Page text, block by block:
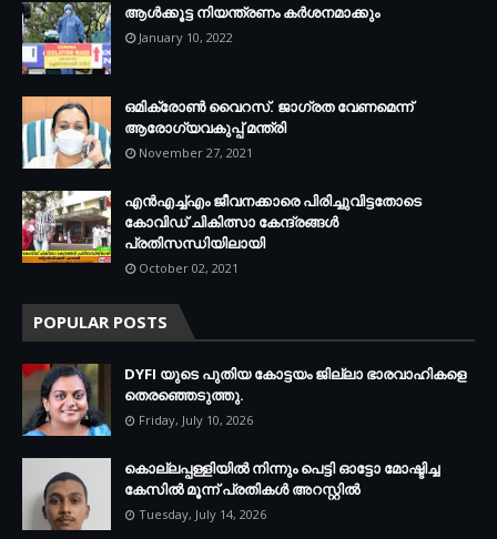
ആള്‍ക്കൂട്ട നിയന്ത്രണം കര്‍ശനമാക്കും
January 10, 2022
ഒമിക്രോണ്‍ വൈറസ്. ജാഗ്രത വേണമെന്ന്
ആരോഗ്യവകുപ്പ് മന്ത്രി
November 27, 2021
എന്‍എച്ച്എം ജീവനക്കാരെ പിരിച്ചുവിട്ടതോടെ
കോവിഡ് ചികിത്സാ കേന്ദ്രങ്ങള്‍
പ്രതിസന്ധിയിലായി
October 02, 2021
POPULAR POSTS
DYFI യുടെ പുതിയ കോട്ടയം ജില്ലാ ഭാരവാഹികളെ
തെരഞ്ഞെടുത്തു.
Friday, July 10, 2026
കൊല്ലപ്പള്ളിയില്‍ നിന്നും പെട്ടി ഓട്ടോ മോഷ്ടിച്ച
കേസില്‍ മൂന്ന് പ്രതികള്‍ അറസ്റ്റില്‍
Tuesday, July 14, 2026